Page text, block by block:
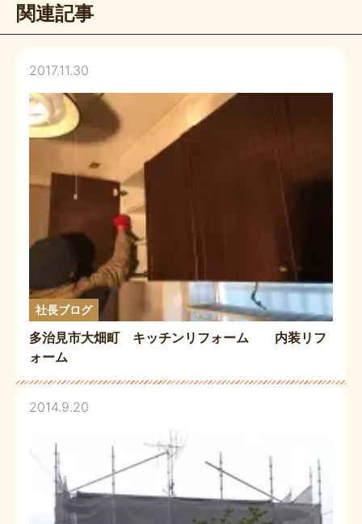
関連記事
2017.11.30
社長ブログ
多治見市大畑町 キッチンリフォーム 内装リフ
ォーム
2014.9.20